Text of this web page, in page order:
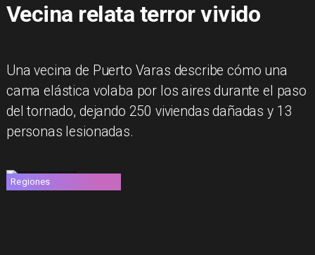
Vecina relata terror vivido
Una vecina de Puerto Varas describe cómo una
cama elástica volaba por los aires durante el paso
del tornado, dejando 250 viviendas dañadas y 13
personas lesionadas.
Regiones